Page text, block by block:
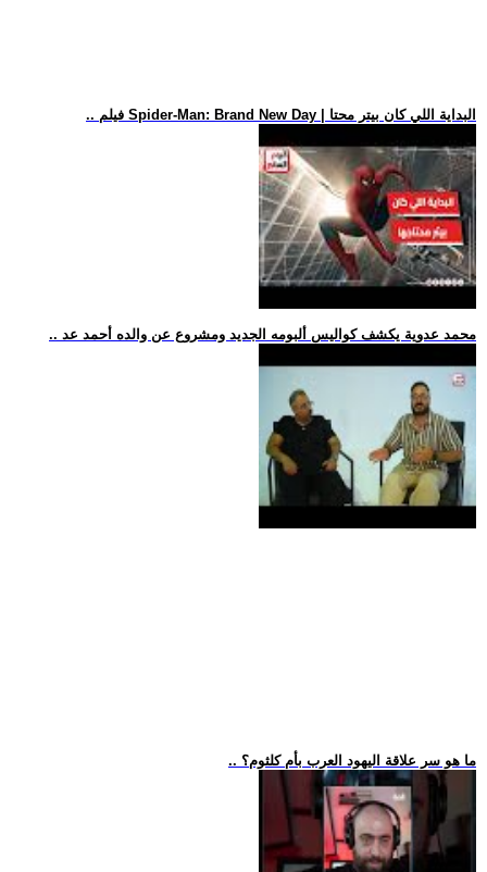
.. فيلم Spider-Man: Brand New Day | البداية اللي كان بيتر محتا
.. محمد عدوية يكشف كواليس ألبومه الجديد ومشروع عن والده أحمد عد
.. ما هو سر علاقة اليهود العرب بأم كلثوم؟